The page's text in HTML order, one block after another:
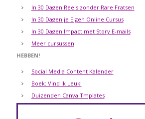
In 30 Dagen Reels zonder Rare Fratsen
In 30 Dagen je Eigen Online Cursus
In 30 Dagen Impact met Story E-mails
Meer cursussen
HEBBEN!
Social Media Content Kalender
Boek: Vind Ik Leuk!
Duizenden Canva Tmplates